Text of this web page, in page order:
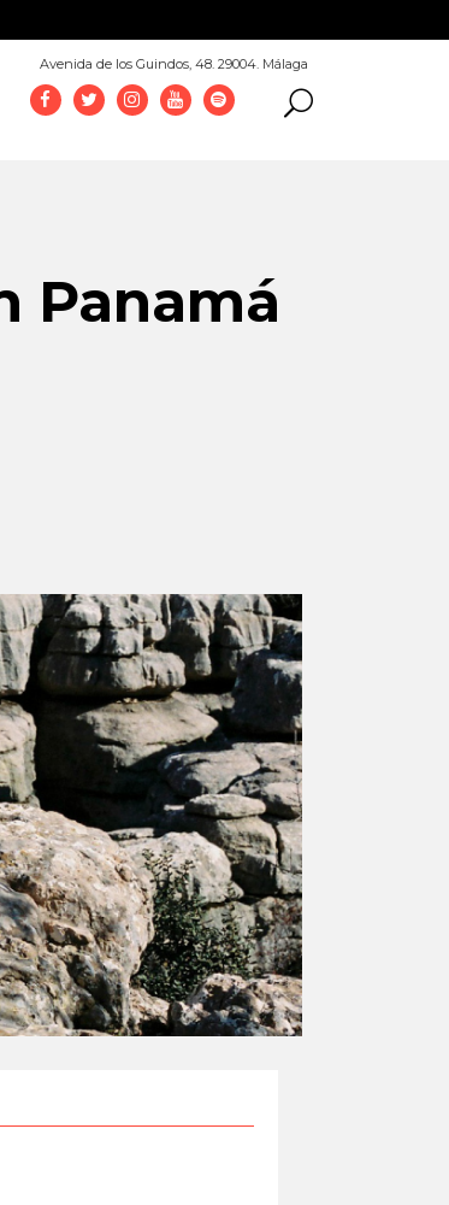
Avenida de los Guindos, 48. 29004. Málaga
Panamá